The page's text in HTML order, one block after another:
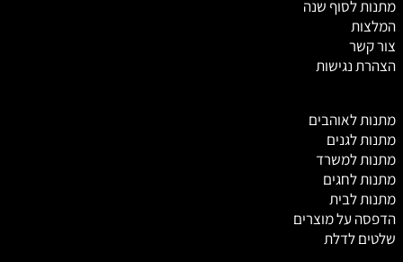
מתנות לסוף שנה
המלצות
צור קשר
הצהרת נגישות
מתנות לאוהבים
מתנות לגנים
מתנות למשרד
מתנות לחגים
מתנות לבית
הדפסה על מוצרים
שלטים לדלת